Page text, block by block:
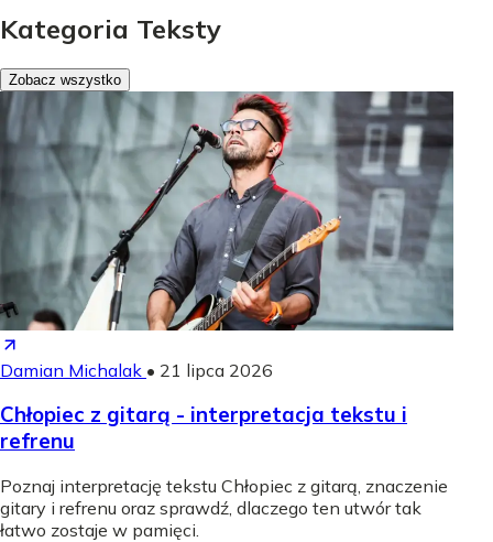
Kategoria Teksty
Zobacz wszystko
Damian Michalak • 21 lipca 2026
Chłopiec z gitarą - interpretacja tekstu i
refrenu
Poznaj interpretację tekstu Chłopiec z gitarą, znaczenie
gitary i refrenu oraz sprawdź, dlaczego ten utwór tak
łatwo zostaje w pamięci.